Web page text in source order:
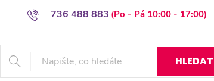
736 488 883
podmínky Podmínky ochrany osobních údajů
HLEDAT